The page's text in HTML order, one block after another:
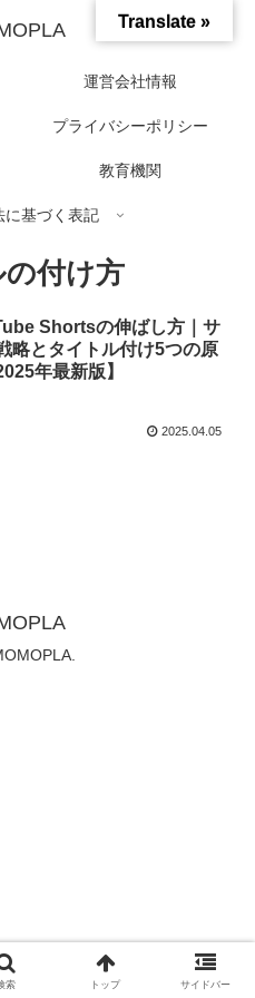
運営会社情報
プライバシーポリシー
教育機関
に基づく表記
付け方
Shortsの伸ばし方｜サ
略とタイトル付け5つの原
年最新版】
2025.04.05
索 トップ サイドバー
Translate »